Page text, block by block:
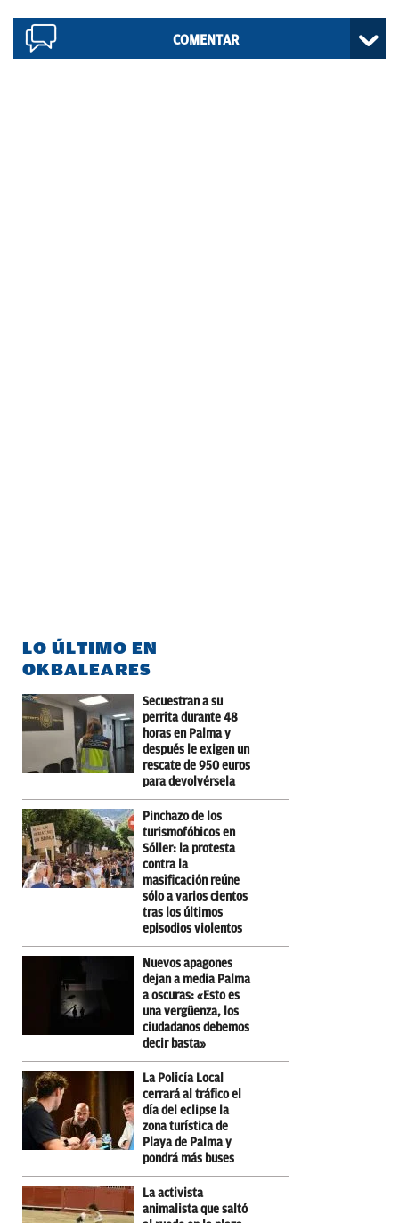
COMENTAR
LO ÚLTIMO EN
OKBALEARES
Secuestran a su
perrita durante 48
horas en Palma y
después le exigen un
rescate de 950 euros
para devolvérsela
Pinchazo de los
turismofóbicos en
Sóller: la protesta
contra la
masificación reúne
sólo a varios cientos
tras los últimos
episodios violentos
Nuevos apagones
dejan a media Palma
a oscuras: «Esto es
una vergüenza, los
ciudadanos debemos
decir basta»
La Policía Local
cerrará al tráfico el
día del eclipse la
zona turística de
Playa de Palma y
pondrá más buses
La activista
animalista que saltó